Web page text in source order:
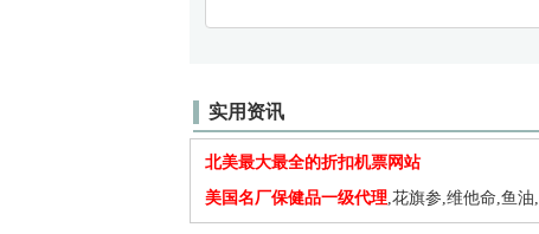
实用资讯
北美最大最全的折扣机票网站
美国名厂保健品一级代理,花旗参,维他命,鱼油